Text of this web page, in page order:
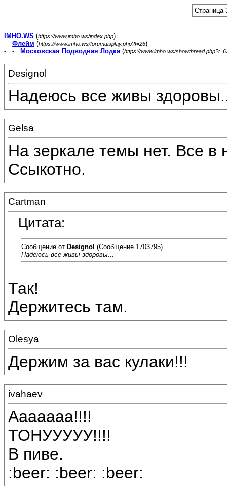
Страница
IMHO.WS (https://www.imho.ws/index.php)
- Флейм (https://www.imho.ws/forumdisplay.php?f=26)
- -
Московская Подводная Лодка(https://www.imho.ws/
Designol
Надеюсь все живы
Gelsa
На зеркале темы нет. Все в
Ссыкотно.
Cartman
Цитата:
Сообщение от Designol (Сообщение 1703795)
Надеюсь все живы здоровы...
Так!
Держитесь там.
Olesya
Держим за вас кулаки!!!
ivahaev
Ааааааа!!!!
ТОНУУУУУ!!!!
В пиве.
:beer: :beer: :beer: